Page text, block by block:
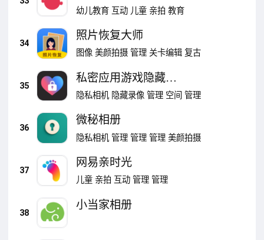
幼儿教育 互动 儿童 亲拍 教育
34
照片恢复大师
图像 美颜拍摄 管理 关卡编辑 复古
35
私密应用游戏隐藏大
师
隐私相机 隐藏录像 管理 空间 管理
36
微秘相册
隐私相机 管理 管理 管理 美颜拍摄
37
网易亲时光
儿童 亲拍 互动 管理 管理
38
小当家相册